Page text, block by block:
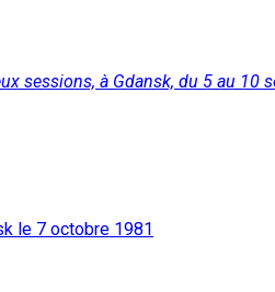
sessions, à Gdansk, du 5 au
le 7 octobre 1981